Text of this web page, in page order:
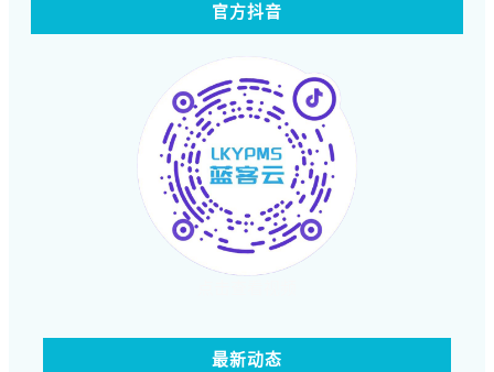
官方抖音
最新动态